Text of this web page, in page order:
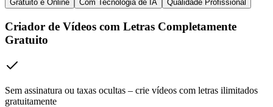
Gratuito e Online Com Tecnologia de IA Qualidade Profissional
Criador de Vídeos com Letras Completamente
Gratuito
Sem assinatura ou taxas ocultas – crie vídeos com letras ilimitados
gratuitamente